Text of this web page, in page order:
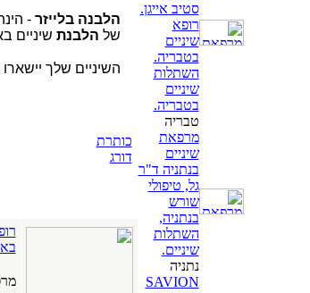
סטיב אייגן.
רופא
שיניים
בטבריה.
השתלות
שיניים
בטבריה.
טבריה
מרפאת
שיניים
בנתניה ד"ר
גל, טיפולי
שורש
בנתניה,
השתלות
שיניים.
נתניה
SAVION
הלבנה בלייזר -
של הלבנת שיניים
השיניים שלך
כותרת
דורג